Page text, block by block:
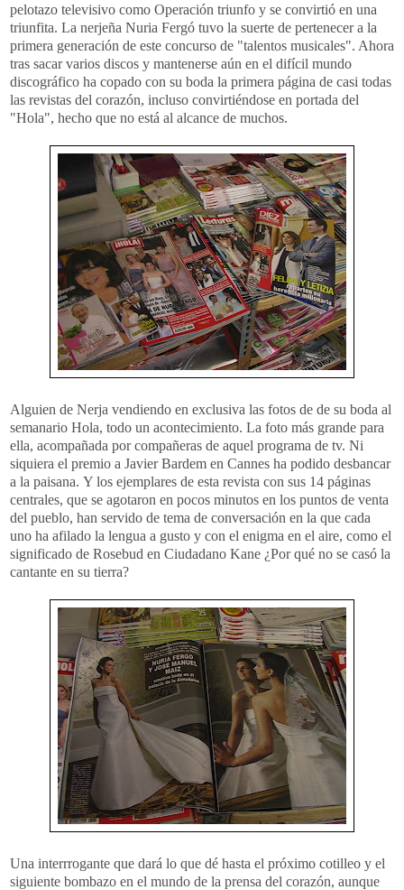
pelotazo televisivo como Operación triunfo y se convirtió en una
triunfita. La nerjeña Nuria Fergó tuvo la suerte de pertenecer a la
primera generación de este concurso de "talentos musicales". Ahora
tras sacar varios discos y mantenerse aún en el difícil mundo
discográfico ha copado con su boda la primera página de casi todas
las revistas del corazón, incluso convirtiéndose en portada del
"Hola", hecho que no está al alcance de muchos.
Alguien de Nerja vendiendo en exclusiva las fotos de de su boda al
semanario Hola, todo un acontecimiento. La foto más grande para
ella, acompañada por compañeras de aquel programa de tv. Ni
siquiera el premio a Javier Bardem en Cannes ha podido desbancar
a la paisana. Y los ejemplares de esta revista con sus 14 páginas
centrales, que se agotaron en pocos minutos en los puntos de venta
del pueblo, han servido de tema de conversación en la que cada
uno ha afilado la lengua a gusto y con el enigma en el aire, como el
significado de Rosebud en Ciudadano Kane ¿Por qué no se casó la
cantante en su tierra?
Una interrrogante que dará lo que dé hasta el próximo cotilleo y el
siguiente bombazo en el mundo de la prensa del corazón, aunque